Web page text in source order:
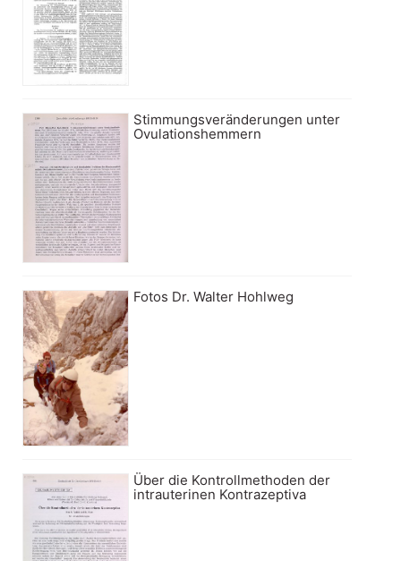
Stimmungsveränderungen unter
Ovulationshemmern
Fotos Dr. Walter Hohlweg
Über die Kontrollmethoden der
intrauterinen Kontrazeptiva